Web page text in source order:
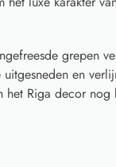
grepen
en
het Riga decor